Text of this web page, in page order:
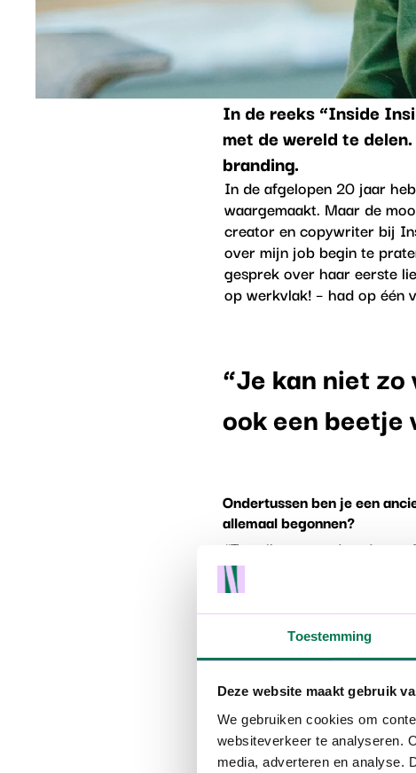
Toestemming
Deze website maakt gebruik
We gebruiken cookies om
websiteverkeer te analyseren.
media, adverteren en analyse.
In de reeks “Inside
met de wereld te
branding.
In de afgelopen 20 jaar
waargemaakt. Maar de
creator en copywriter bij
over mijn job begin te
gesprek over haar eerste
op werkvlak! – had op één
“Je kan niet
ook een
Ondertussen ben je een
allemaal begonnen?
“Toen ik nog studeerde
branding en ik was
te leggen voor mijn
mens.”
Dat heeft duidelijk goed
“Zeker! Toen ik na de
Insilencio zoveel geleerd
er een vacature voor
allereerste lief trouwen?